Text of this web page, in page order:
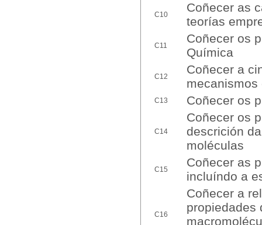
C10
Coñecer as
teorías
C11
Coñecer os
Química
C12
Coñecer a
mecanismos
C13 Coñecer os
C14
Coñecer os
descrición
moléculas
C15
Coñecer as
incluíndo a
C16
Coñecer a
propiedades